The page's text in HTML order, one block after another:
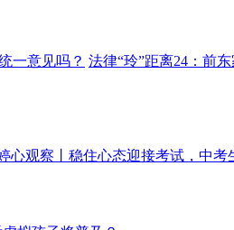
一意见吗？ 法律“玲”距离24：前
心观察丨稳住心态迎接考试，中考